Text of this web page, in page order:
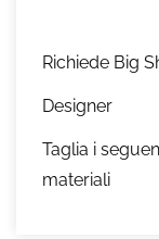
Richiede Big
Designer
Taglia i
materiali